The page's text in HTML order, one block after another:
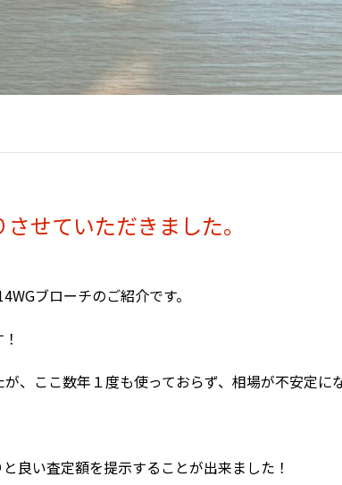
せていただきました。
ブローチのご紹介です。
、ここ数年１度も使っておらず、相場が不安定
良い査定額を提示することが出来ました！